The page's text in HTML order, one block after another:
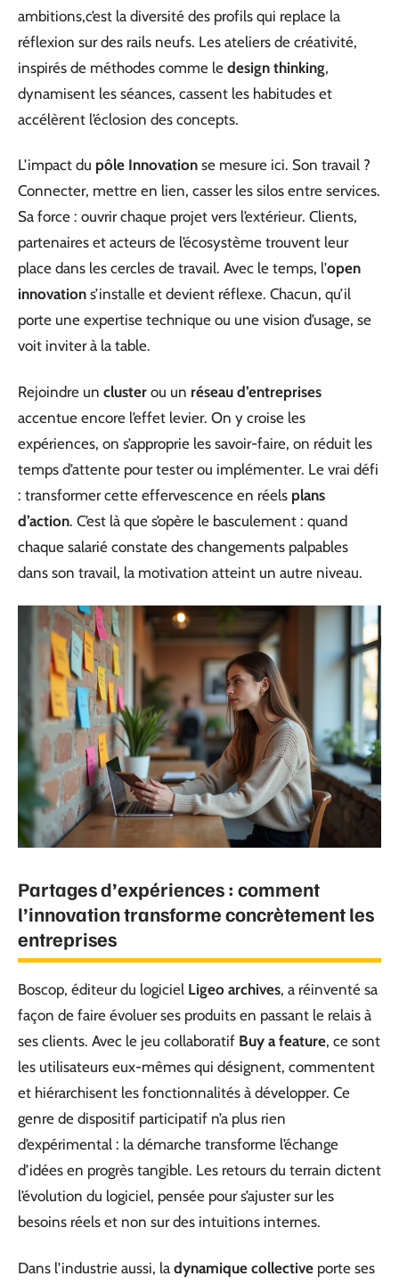
ambitions,c’est la diversité des profils qui replace la
réflexion sur des rails neufs. Les ateliers de créativité,
inspirés de méthodes comme le design thinking,
dynamisent les séances, cassent les habitudes et
accélèrent l’éclosion des concepts.
L’impact du pôle Innovation se mesure ici. Son travail ?
Connecter, mettre en lien, casser les silos entre services.
Sa force : ouvrir chaque projet vers l’extérieur. Clients,
partenaires et acteurs de l’écosystème trouvent leur
place dans les cercles de travail. Avec le temps, l’open
innovation s’installe et devient réflexe. Chacun, qu’il
porte une expertise technique ou une vision d’usage, se
voit inviter à la table.
Rejoindre un cluster ou un réseau d’entreprises
accentue encore l’effet levier. On y croise les
expériences, on s’approprie les savoir-faire, on réduit les
temps d’attente pour tester ou implémenter. Le vrai défi
: transformer cette effervescence en réels plans
d’action. C’est là que s’opère le basculement : quand
chaque salarié constate des changements palpables
dans son travail, la motivation atteint un autre niveau.
Partages d’expériences : comment
l’innovation transforme concrètement les
entreprises
Boscop, éditeur du logiciel Ligeo archives, a réinventé sa
façon de faire évoluer ses produits en passant le relais à
ses clients. Avec le jeu collaboratif Buy a feature, ce sont
les utilisateurs eux-mêmes qui désignent, commentent
et hiérarchisent les fonctionnalités à développer. Ce
genre de dispositif participatif n’a plus rien
d’expérimental : la démarche transforme l’échange
d’idées en progrès tangible. Les retours du terrain dictent
l’évolution du logiciel, pensée pour s’ajuster sur les
besoins réels et non sur des intuitions internes.
Dans l’industrie aussi, la dynamique collective porte ses